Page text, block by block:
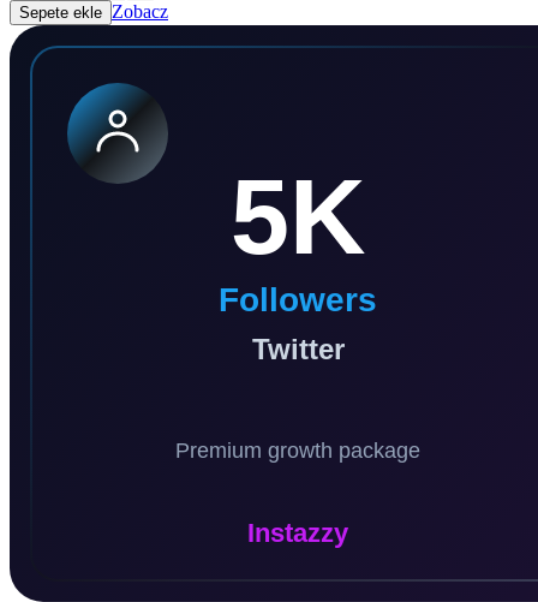
Sepete ekle Zobacz